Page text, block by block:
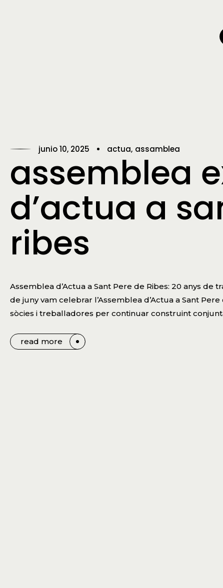
junio 10, 2025 actua assamblea
assemblea
d’actua a
ribes
Assemblea d’Actua a Sant Pere de Ribes: 20 anys
de juny vam celebrar l’Assemblea d’Actua a Sant
sòcies i treballadores per continuar construint
read more